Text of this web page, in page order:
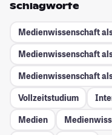
Schlagworte
Medienwissenschaft
Medienwissenschaft
Medienwissenschaft
Vollzeitstudium
Medien